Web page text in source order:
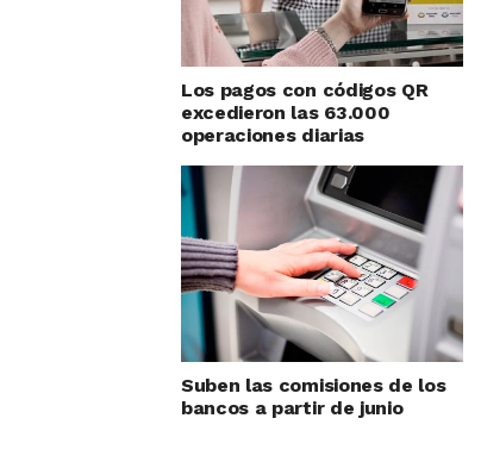
Los pagos con códigos QR
excedieron las 63.000
operaciones diarias
Suben las comisiones de los
bancos a partir de junio